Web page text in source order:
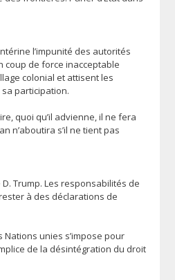
l’impunité des autorités
coup de force inacceptable
colonial et attisent les
participation.
quoi qu’il advienne, il ne fera
n’aboutira s’il ne tient pas
Trump. Les responsabilités de
à des déclarations de
unies s’impose pour
de la désintégration du droit